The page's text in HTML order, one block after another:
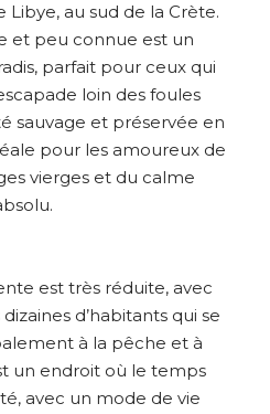
Libye, au sud de la Crète.
et peu connue est un
parfait pour ceux qui
loin des foules
sauvage et préservée en
pour les amoureux de
vierges et du calme
est très réduite, avec
d’habitants qui se
à la pêche et à
un endroit où le temps
avec un mode de vie